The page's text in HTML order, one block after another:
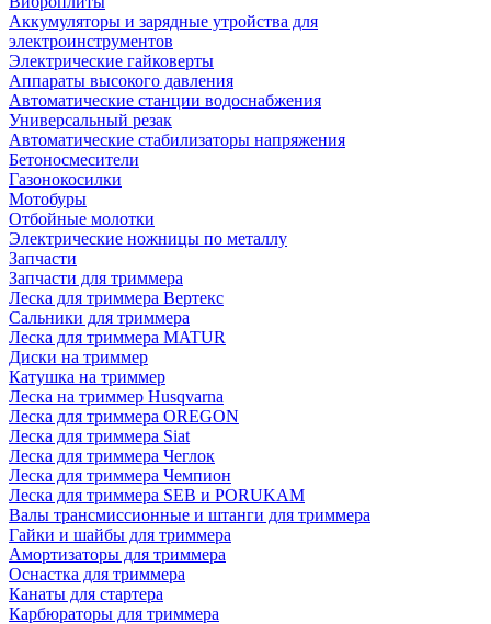
Аккумуляторы и зарядные утройства для
электроинструментов
Электрические гайковерты
Аппараты высокого давления
Автоматические станции водоснабжения
Универсальный резак
Автоматические стабилизаторы напряжения
Бетоносмесители
Газонокосилки
Мотобуры
Отбойные молотки
Электрические ножницы по металлу
Запчасти
Запчасти для триммера
Леска для триммера Вертекс
Сальники для триммера
Леска для триммера MATUR
Диски на триммер
Катушка на триммер
Леска на триммер Husqvarna
Леска для триммера OREGON
Леска для триммера Siat
Леска для триммера Чеглок
Леска для триммера Чемпион
Леска для триммера SEB и PORUKAM
Валы трансмиссионные и штанги для триммера
Гайки и шайбы для триммера
Амортизаторы для триммера
Оснастка для триммера
Канаты для стартера
Карбюраторы для триммера